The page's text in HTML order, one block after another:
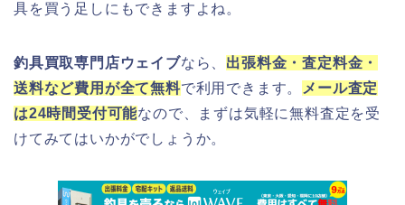
具を買う足しにもできますよね。
釣具買取専門店ウェイブなら、 出張料金・査定料金・
送料など費用が全て無料で利用できます。
メール査定
は24時間受付可能なので、まずは気軽に無料査定を受
けてみてはいかがでしょうか。